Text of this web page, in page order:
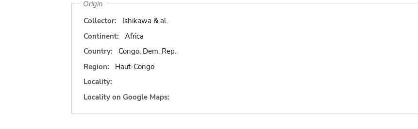
Origin
Collector:
Ishikawa & al.
Continent:
Africa
Country:
Congo, Dem. Rep.
Region:
Haut-Congo
Locality:
Locality on Google Maps: